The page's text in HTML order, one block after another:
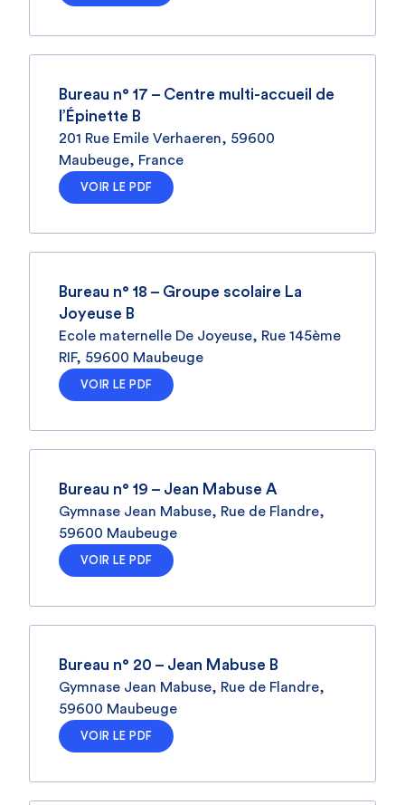
Bureau n° 17 – Centre multi-accueil de
l’Épinette B
201 Rue Emile Verhaeren, 59600
Maubeuge, France
VOIR LE PDF
Bureau n° 18 – Groupe scolaire La
Joyeuse B
Ecole maternelle De Joyeuse, Rue 145ème
RIF, 59600 Maubeuge
VOIR LE PDF
Bureau n° 19 – Jean Mabuse A
Gymnase Jean Mabuse, Rue de Flandre,
59600 Maubeuge
VOIR LE PDF
Bureau n° 20 – Jean Mabuse B
Gymnase Jean Mabuse, Rue de Flandre,
59600 Maubeuge
VOIR LE PDF